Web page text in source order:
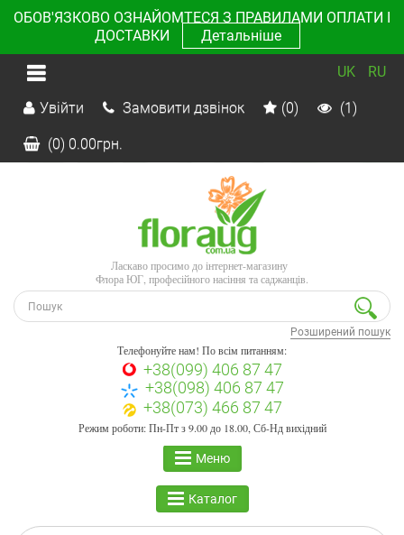
ОБОВ'ЯЗКОВО ОЗНАЙОМТЕСЯ З ПРАВИЛАМИ ОПЛАТИ І
ДОСТАВКИ
Детальніше
UK RU
Увійти Замовити дзвінок (0) (1)
(0) 0.00грн.
Ласкаво просимо до інтернет-магазину
Флора ЮГ, професійного насіння та саджанців.
Розширений пошук
Телефонуйте нам! По всім питанням:
+38(099) 406 87 47
+38(098) 406 87 47
+38(073) 466 87 47
Режим роботи: Пн-Пт з 9.00 до 18.00, Сб-Нд вихідний
Меню
Каталог